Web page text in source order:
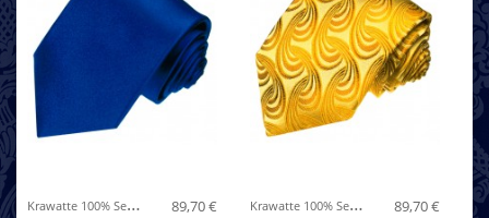
K
Rawatte 100% Seide Dunkelblau Königsblau LORENZO CANA 89,70 € K
Rawatte 100% Seide Paisley Gold Gelb LORENZO CANA 89,70 €